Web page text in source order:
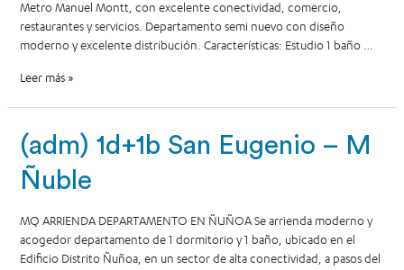
Metro Manuel Montt, con excelente conectividad, comercio,
restaurantes y servicios. Departamento semi nuevo con diseño
moderno y excelente distribución. Características: Estudio 1 baño …
Leer más »
(adm) 1d+1b San Eugenio – M
Ñuble
MQ ARRIENDA DEPARTAMENTO EN ÑUÑOA Se arrienda moderno y
acogedor departamento de 1 dormitorio y 1 baño, ubicado en el
Edificio Distrito Ñuñoa, en un sector de alta conectividad, a pasos del